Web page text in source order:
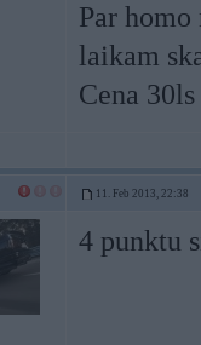
Par
laikam
Cena
11. Feb 2013, 22:38
4 punktu